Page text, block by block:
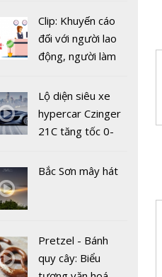
gia trên máy tính
có tránh được
gian lận thi cử?
Xử lý nghiêm
Clip: Khuyến cáo
đối với người lao
động, người làm
hàng tại khu dịch
vụ trong dịch
Covid-19
Lộ diện siêu xe
hypercar Czinger
21C tăng tốc 0-
2 giây
Bắc Sơn mây hát
Pretzel - Bánh
quy cây: Biểu